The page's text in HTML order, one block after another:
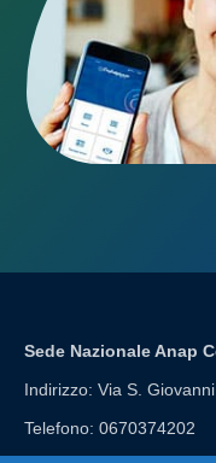
Sede Nazionale Anap
Indirizzo: Via S.
Telefono: 0670374202